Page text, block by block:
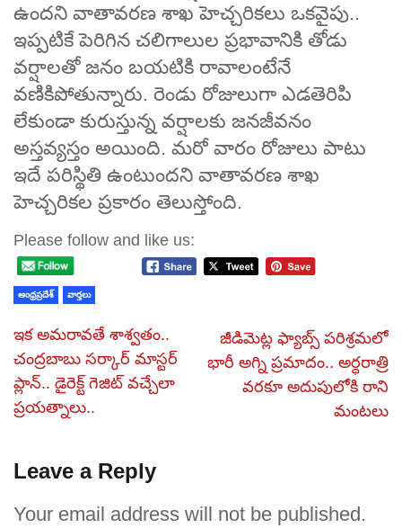
ఉందని వాతావరణ శాఖ హెచ్చరికలు ఒకవైపు..
ఇప్పటికే పెరిగిన చలిగాలుల ప్రభావానికి తోడు
వర్షాలతో జనం బయటికి రావాలంటేనే
వణికిపోతున్నారు. రెండు రోజులుగా ఎడతెరిపి
లేకుండా కురుస్తున్న వర్షాలకు జనజీవనం
అస్తవ్యస్తం అయింది. మరో వారం రోజులు పాటు
ఇదే పరిస్థితి ఉంటుందని వాతావరణ శాఖ
హెచ్చరికల ప్రకారం తెలుస్తోంది.
Please follow and like us:
ఆంధ్రప్రదేశ్ వార్తలు
ఇక అమరావతే శాశ్వతం..
చంద్రబాబు సర్కార్ మాస్టర్
ప్లాన్.. డైరెక్ట్ గెజిట్ వచ్చేలా
ప్రయత్నాలు..
జీడిమెట్ల ఫ్యాబ్స్‌ పరిశ్రమలో
భారీ అగ్ని ప్రమాదం.. అర్ధరాత్రి
వరకూ అదుపులోకి రాని
మంటలు
Leave a Reply
Your email address will not be published.